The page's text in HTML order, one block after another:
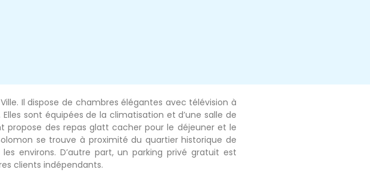
Il dispose de chambres élégantes avec télévision à
sont équipées de la climatisation et d’une salle de
propose des repas glatt cacher pour le déjeuner et le
se trouve à proximité du quartier historique de
environs. D’autre part, un parking privé gratuit est
clients indépendants.